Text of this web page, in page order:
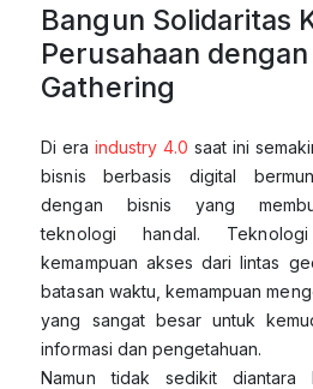
Bangun Solidaritas
Perusahaan
Gathering
Di eraindustry 4.0saat ini
bisnis berbasis digital
dengan bisnis yang
teknologi handal.
kemampuan akses dari lintas
batasan waktu, kemampuan
yang sangat besar untuk
informasi dan pengetahuan.
Namun tidak sedikit diantara